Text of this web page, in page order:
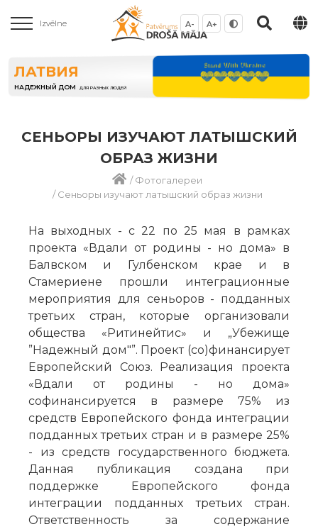
Izvēlne A- A+
ЛАТВИЯ
НАДЕЖНЫЙ ДОМ ДЛЯ РАЗНЫХ ЛЮДЕЙ
СЕНЬОРЫ ИЗУЧАЮТ ЛАТЫШСКИЙ
ОБРАЗ ЖИЗНИ
/Фотогалереи
/Сеньоры изучают латышский образ жизни
На выходных - с 22 по 25 мая в рамках
проекта «Вдали от родины - но дома» в
Балвском и Гулбенском крае и в
Стамериене прошли интеграционные
мероприятия для сеньоров - подданных
третьих стран, которые организовали
общества «Ритинейтис» и „Убежище
”Надежный дом"”. Проект (со)финансирует
Европейский Союз. Реализация проекта
«Вдали от родины - но дома»
софинансируется в размере 75% из
средств Европейского фонда интеграции
подданных третьих стран и в размере 25%
- из средств государственного бюджета.
Данная публикация создана при
поддержке Европейского фонда
интеграции подданных третьих стран.
Ответственность за содержание